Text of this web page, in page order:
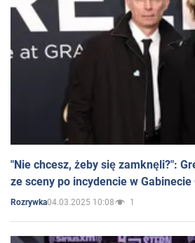
"Nie chcesz, żeby się zamknęli?":
ze sceny po incydencie w
Rozrywka04.03.2025 10:08 1